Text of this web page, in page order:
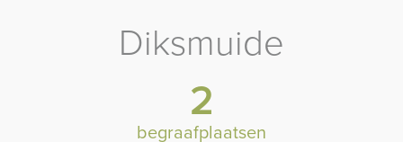
Diksmuide
2
begraafplaatsen